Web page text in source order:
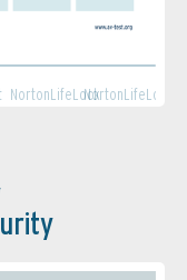
NortonLifeLockNortonLifeLock